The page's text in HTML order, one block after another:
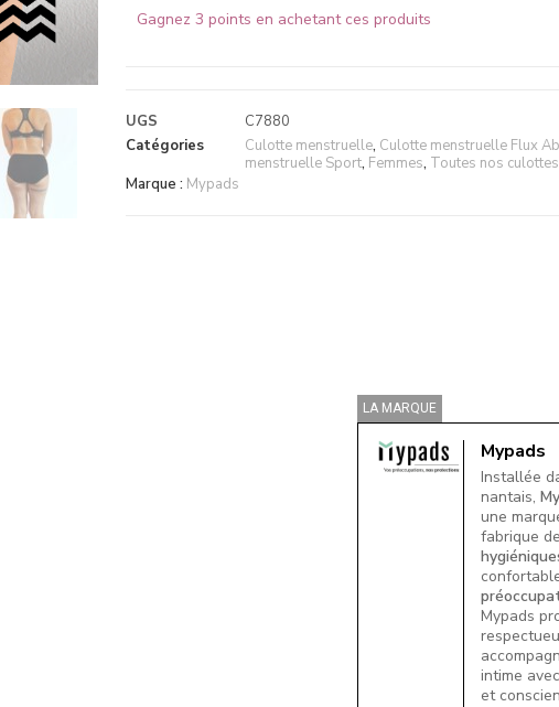
Gagnez 3 points en achetant ces produits
UGS
C7880
Catégories
Culotte menstruelle, Culotte menstruelle Flux
menstruelle Sport, Femmes, Toutes nos
Marque : Mypads
LA MARQUE
Mypads
Installée
nantais,
une
fabrique
Mypads
intime
et